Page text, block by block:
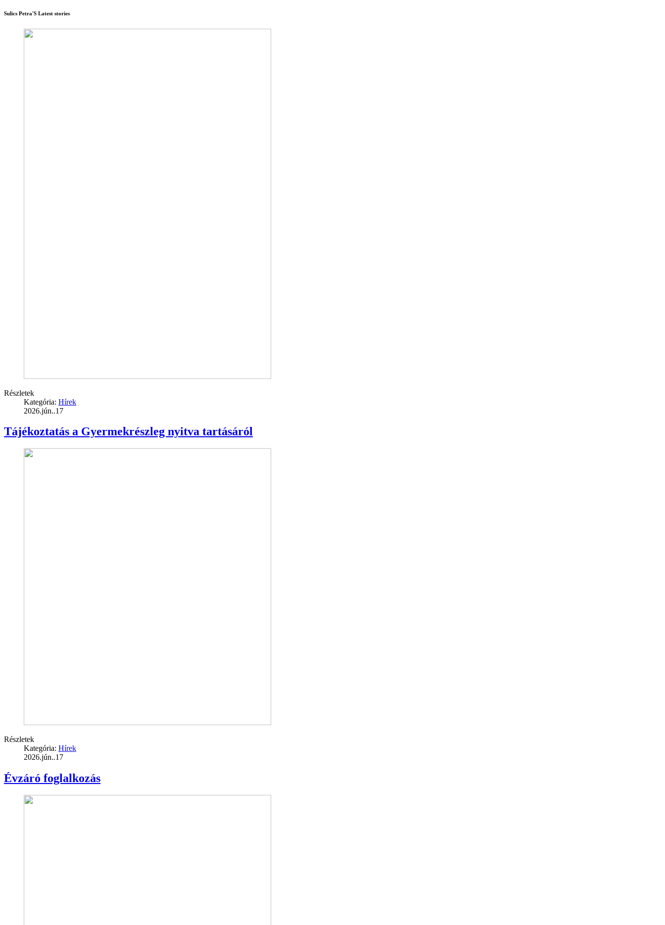
Sulics Petra'S Latest stories
Részletek
Kategória: Hírek
2026.jún..17
Tájékoztatás a Gyermekrészleg nyitva tartásáról
Részletek
Kategória: Hírek
2026.jún..17
Évzáró foglalkozás